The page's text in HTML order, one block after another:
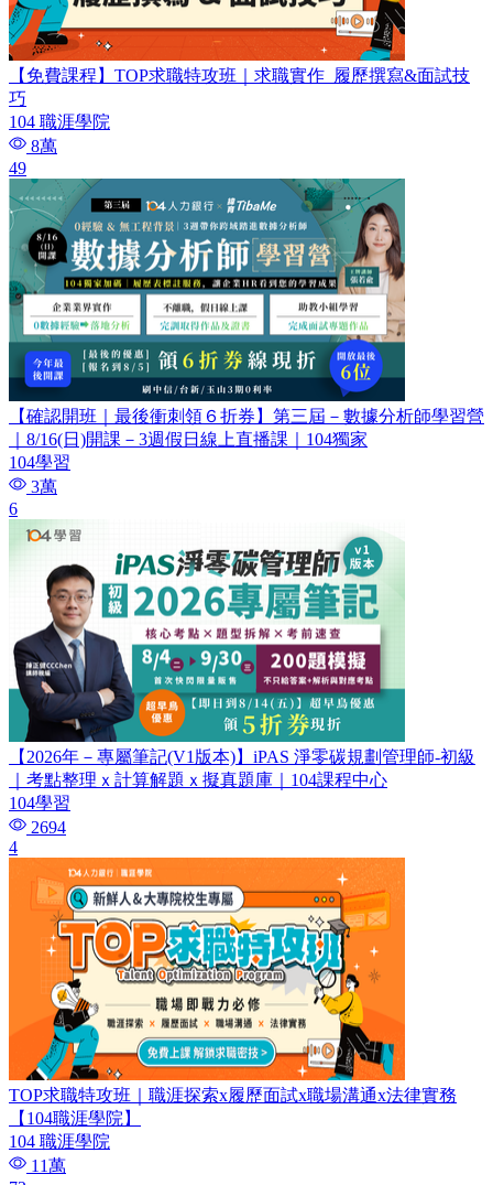
【免費課程】TOP求職特攻班｜求職實作_履歷撰寫&面試技
巧
104 職涯學院
8萬
49
【確認開班｜最後衝刺領６折券】第三屆－數據分析師學習營
｜8/16(日)開課－3週假日線上直播課｜104獨家
104學習
3萬
6
【2026年－專屬筆記(V1版本)】iPAS 淨零碳規劃管理師-初級
｜考點整理ｘ計算解題ｘ擬真題庫｜104課程中心
104學習
2694
4
TOP求職特攻班｜職涯探索x履歷面試x職場溝通x法律實務
【104職涯學院】
104 職涯學院
11萬